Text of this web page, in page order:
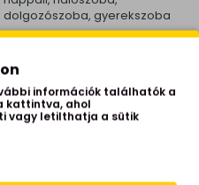
dolgozószoba, gyerekszoba
modern
igen
3000 Kelvin
5 lumen
2 év
információk találhatók a
kattintva, ahol
vagy letilthatja a sütik